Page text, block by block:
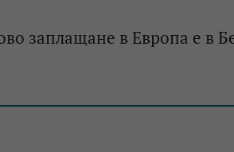
заплащане в Европа е в